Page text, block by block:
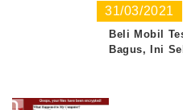
31/03/2021
Beli Mobil
Bagus, Ini